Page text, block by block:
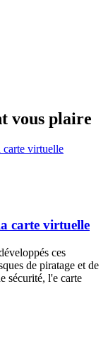
vous plaire
carte virtuelle
ces
de piratage et de
sécurité, l'e carte